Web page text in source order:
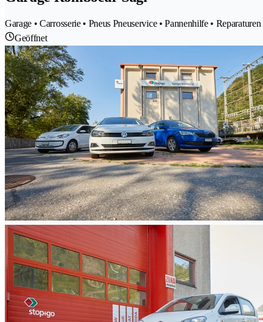
Garage • Carrosserie • Pneus Pneuservice • Pannenhilfe •
Geöffnet